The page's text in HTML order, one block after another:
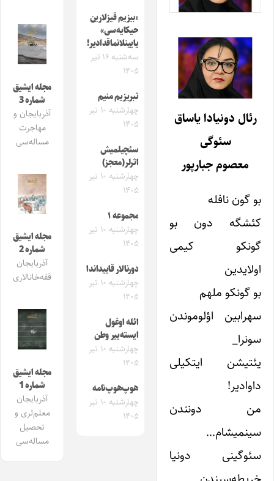
رئال دونیادا یاساق
سئوگی
معصوم جبارپور
بو گون نافله
کئشگه دون بو
گونکو کیمی
اولایدین
بو گونکو ملهم
سهرابین اؤلوموندن
سونرا_
یئتیشن ایتکیلی
داوادیر!
من دونندن
سینمیشام…
سئوگینی دونیا
«بیزیم قیزلارین
حیکایه‌سی»
یایینلانماقدادیر!
سه‌شنبه ۱۶ تیر
۱۴۰۵
تبریزیم منیم
چهارشنبه ۱۰ تیر
۱۴۰۵
سئچیلمیش
اثرلر(معجز)
چهارشنبه ۱۰ تیر
۱۴۰۵
مجموعه ۱
چهارشنبه ۱۰ تیر
۱۴۰۵
دورنالار قاییداندا
چهارشنبه ۱۰ تیر
۱۴۰۵
ائله اوغول
ایسته‌ییر وطن
چهارشنبه ۱۰ تیر
۱۴۰۵
هوپ‌هوپ‌نامه
چهارشنبه ۱۰ تیر
۱۴۰۵
مجله ایشیق
شماره 3
آذربایجان و
مهاجرت
مساله‌سی
مجله ایشیق
شماره 2
آذربایجان
قفه‌خانالاری
مجله ایشیق
شماره 1
آذربایجان
معلم‌لری و
تحصیل
مساله‌سی